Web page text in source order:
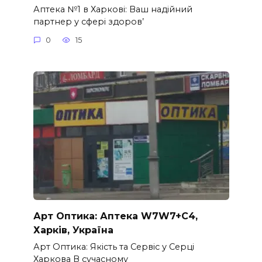
Аптека №1 в Харкові: Ваш надійний
партнер у сфері здоров’
0 15
Арт Оптика: Аптека W7W7+C4,
Харків, Україна
Арт Оптика: Якість та Сервіс у Серці
Харкова В сучасному